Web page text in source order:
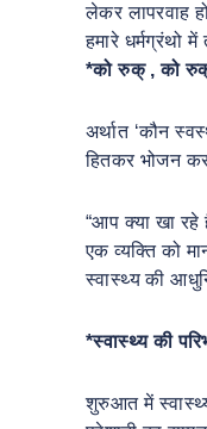
लेकर लापरवाह
हमारे धर्मग्रंथो
*को रुक् , को
अर्थात ‘कौन
हितकर भोजन
“आप क्या खा
एक व्यक्ति को
स्वास्थ्य की
*स्वास्थ्य की
शुरुआत में